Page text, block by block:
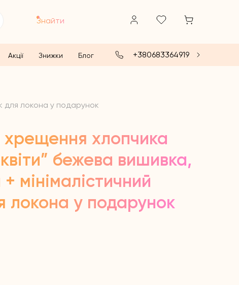
Знайти
Акції Знижки Блог +380683364919
для локона у подарунок
хлопчика
бежева вишивка,
мінімалістичний
локона у подарунок